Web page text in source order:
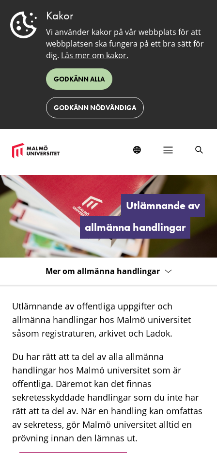
Kakor
Vi använder kakor på vår webbplats för att
webbplatsen ska fungera på ett bra sätt för
dig. Läs mer om kakor.
GODKÄNN ALLA
GODKÄNN NÖDVÄNDIGA
Allmänna
handlingar
Utlämnande av
allmänna handlingar
Mer om allmänna handlingar
Utlämnande av offentliga uppgifter och
allmänna handlingar hos Malmö universitet
såsom registraturen, arkivet och Ladok.
Du har rätt att ta del av alla allmänna
handlingar hos Malmö universitet som är
offentliga. Däremot kan det finnas
sekretesskyddade handlingar som du inte har
rätt att ta del av. När en handling kan omfattas
av sekretess, gör Malmö universitet alltid en
prövning innan den lämnas ut.